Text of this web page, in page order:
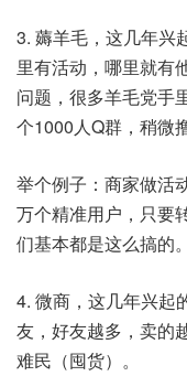
3. 薅羊毛，这几年兴
里有活动，哪里就有
问题，很多羊毛党手
个1000人Q群，稍微
举个例子：商家做活
万个精准用户，只要
们基本都是这么搞的。
4. 微商，这几年兴起
友，好友越多，卖的
难民（囤货）。